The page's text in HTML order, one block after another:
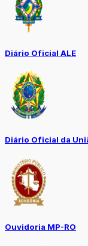
Diário Oficial ALE
Diário Oficial da
Ouvidoria MP-RO